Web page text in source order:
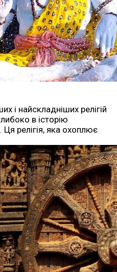
і найскладніших релігій
в історію
Ця релігія, яка охоплює